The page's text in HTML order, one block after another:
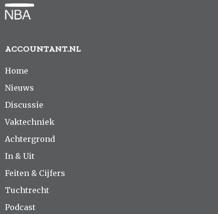
ACCOUNTANT.NL
Home
Nieuws
Discussie
Vaktechniek
Achtergrond
In & Uit
Feiten & Cijfers
Tuchtrecht
Podcast